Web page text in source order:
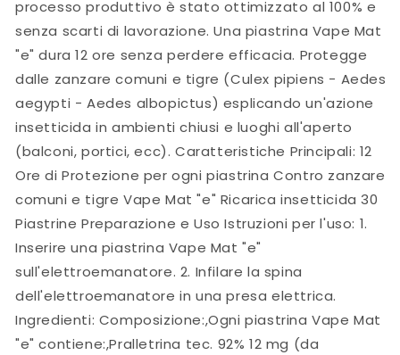
processo produttivo è stato ottimizzato al 100% e
senza scarti di lavorazione. Una piastrina Vape Mat
"e" dura 12 ore senza perdere efficacia. Protegge
dalle zanzare comuni e tigre (Culex pipiens - Aedes
aegypti - Aedes albopictus) esplicando un'azione
insetticida in ambienti chiusi e luoghi all'aperto
(balconi, portici, ecc). Caratteristiche Principali: 12
Ore di Protezione per ogni piastrina Contro zanzare
comuni e tigre Vape Mat "e" Ricarica insetticida 30
Piastrine Preparazione e Uso Istruzioni per l'uso: 1.
Inserire una piastrina Vape Mat "e"
sull'elettroemanatore. 2. Infilare la spina
dell'elettroemanatore in una presa elettrica.
Ingredienti: Composizione:,Ogni piastrina Vape Mat
"e" contiene:,Pralletrina tec. 92% 12 mg (da